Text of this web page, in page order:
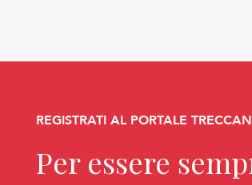
REGISTRATI AL PORTALE
Per essere